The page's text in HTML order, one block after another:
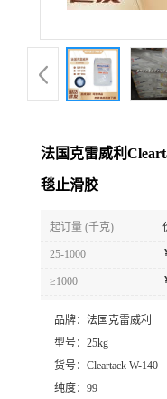
法国克雷威利
毯止滑胶
起订量 (千克)
25-1000
≥1000
品牌： 法国克雷威利
型号： 25kg
货号： Cleartack W-140
纯度： 99